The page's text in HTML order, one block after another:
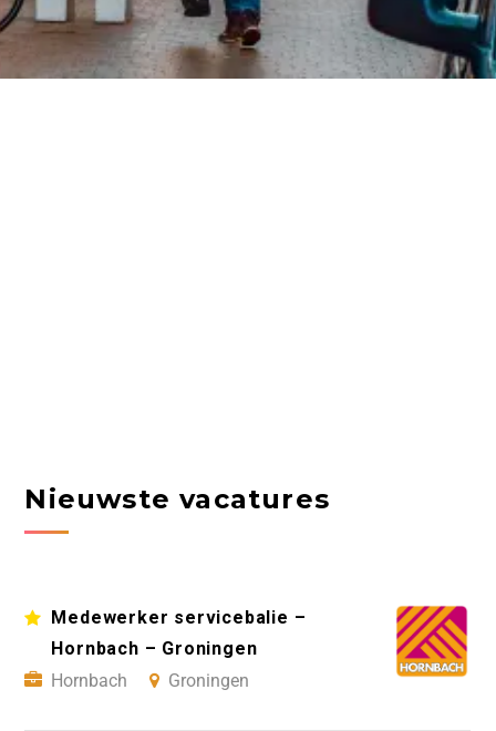
Nieuwste vacatures
Medewerker servicebalie –
Hornbach – Groningen
Hornbach
Groningen